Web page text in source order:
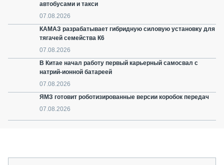
автобусами и такси
07.08.2026
КАМАЗ разрабатывает гибридную силовую установку для
тягачей семейства К6
07.08.2026
В Китае начал работу первый карьерный самосвал с
натрий-ионной батареей
07.08.2026
ЯМЗ готовит роботизированные версии коробок передач
07.08.2026